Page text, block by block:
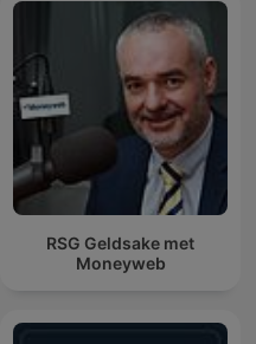
RSG Geldsake met
Moneyweb